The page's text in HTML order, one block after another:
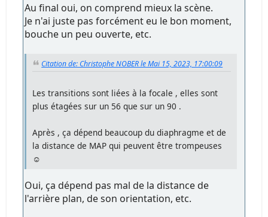
Au final oui, on comprend mieux la scène.
Je n'ai juste pas forcément eu le bon moment,
bouche un peu ouverte, etc.
Citation de: Christophe NOBER le Mai 15, 2023, 17:00:09
Les transitions sont liées à la focale , elles sont
plus étagées sur un 56 que sur un 90 .
Après , ça dépend beaucoup du diaphragme et de
la distance de MAP qui peuvent être trompeuses
☺️
Oui, ça dépend pas mal de la distance de
l'arrière plan, de son orientation, etc.